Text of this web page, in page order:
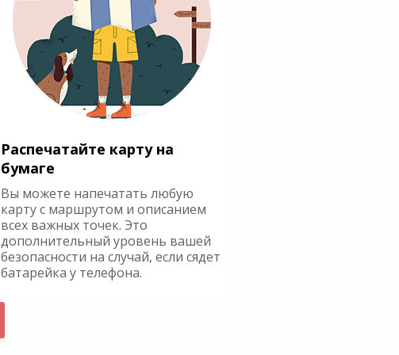
Распечатайте карту на
бумаге
Вы можете напечатать любую
карту с маршрутом и описанием
всех важных точек. Это
дополнительный уровень вашей
безопасности на случай, если сядет
батарейка у телефона.